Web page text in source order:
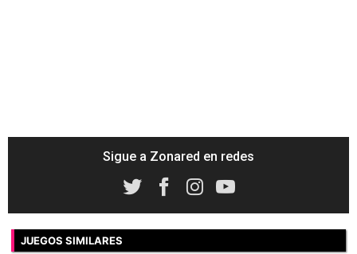
Sigue a Zonared en redes
JUEGOS SIMILARES